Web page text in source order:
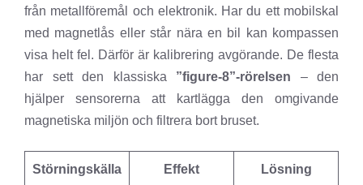
från metallföremål och elektronik. Har du ett mobilskal
med magnetlås eller står nära en bil kan kompassen
visa helt fel. Därför är kalibrering avgörande. De flesta
har sett den klassiska ”figure-8”-rörelsen – den
hjälper sensorerna att kartlägga den omgivande
magnetiska miljön och filtrera bort bruset.
Störningskälla Effekt Lösning